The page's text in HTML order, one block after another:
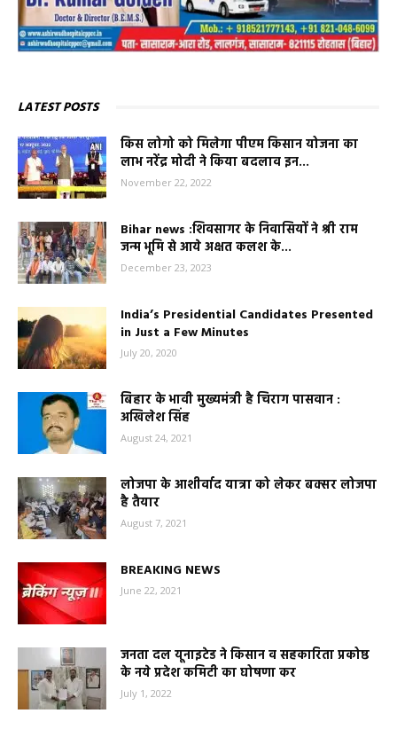
LATEST POSTS
किस लोगो को मिलेगा पीएम किसान योजना का
लाभ नरेंद्र मोदी ने किया बदलाव इन...
November 22, 2022
Bihar news :शिवसागर के निवासियों ने श्री राम
जन्म भूमि से आये अक्षत कलश के...
December 23, 2023
India’s Presidential Candidates Presented
in Just a Few Minutes
July 20, 2020
बिहार के भावी मुख्यमंत्री है चिराग पासवान :
अखिलेश सिंह
August 24, 2021
लोजपा के आशीर्वाद यात्रा को लेकर बक्सर लोजपा
है तैयार
August 7, 2021
BREAKING NEWS
June 22, 2021
जनता दल यूनाइटेड ने किसान व सहकारिता प्रकोष्ठ
के नये प्रदेश कमिटी का घोषणा कर
July 1, 2022